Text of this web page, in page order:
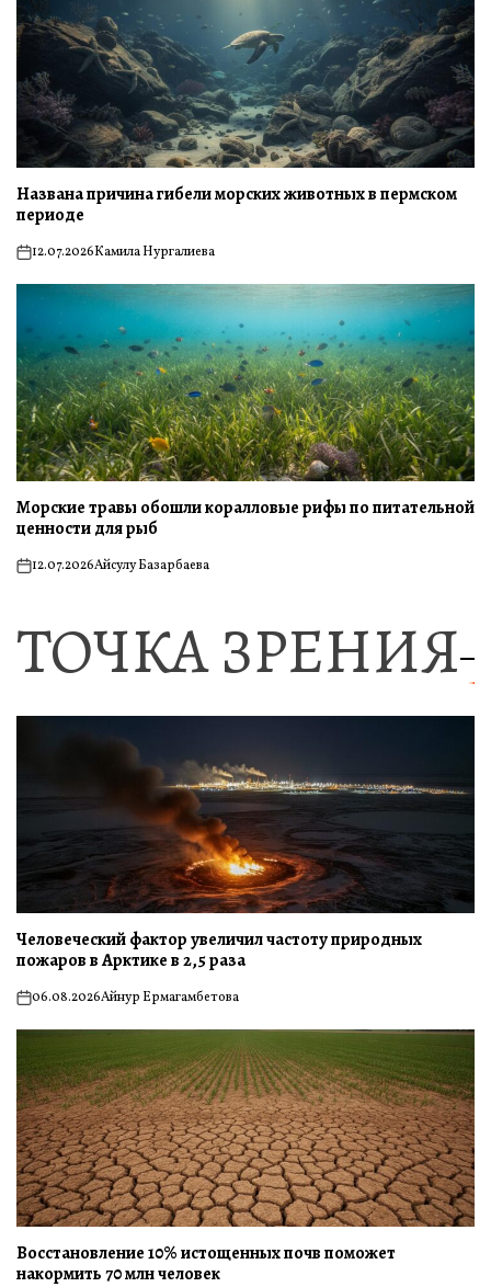
Названа причина гибели морских животных в пермском
периоде
on12.07.2026Камила Нургалиева
Морские травы обошли коралловые рифы по питательной
ценности для рыб
on12.07.2026Айсулу Базарбаева
ТОЧКА ЗРЕНИЯ
Человеческий фактор увеличил частоту природных
пожаров в Арктике в 2,5 раза
on06.08.2026Айнур Ермагамбетова
Восстановление 10% истощенных почв поможет
накормить 70 млн человек